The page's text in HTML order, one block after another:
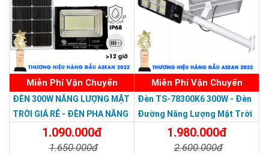
⭐ Hệ số chống nước IP66
Ứng dụng của đèn năng lượng mặt trời đĩa bay
UFO 500W Solar light KUNGFU SOLAR
Miễn Phí Vận Chuyển
ĐÈN 300W NĂNG LƯỢNG MẶT
TRỜI GIÁ RẺ - ĐÈN PHA NĂNG
LƯỢNG MẶT TRỜI 300W MẪU
1.090.000đ
1.650.000đ
Miễn Phí Vận Chuyển
Đèn TS-78300K6 300W - Đèn
Đường Năng Lượng Mặt Trời
300W TS-78300K6 - Solar
Light 300W
1.980.000đ
2.600.000đ